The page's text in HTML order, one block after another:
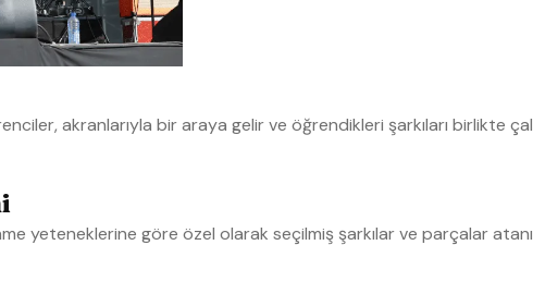
akranlarıyla bir araya gelir ve öğrendikleri şarkıları birlikte
yeteneklerine göre özel olarak seçilmiş şarkılar ve parçalar